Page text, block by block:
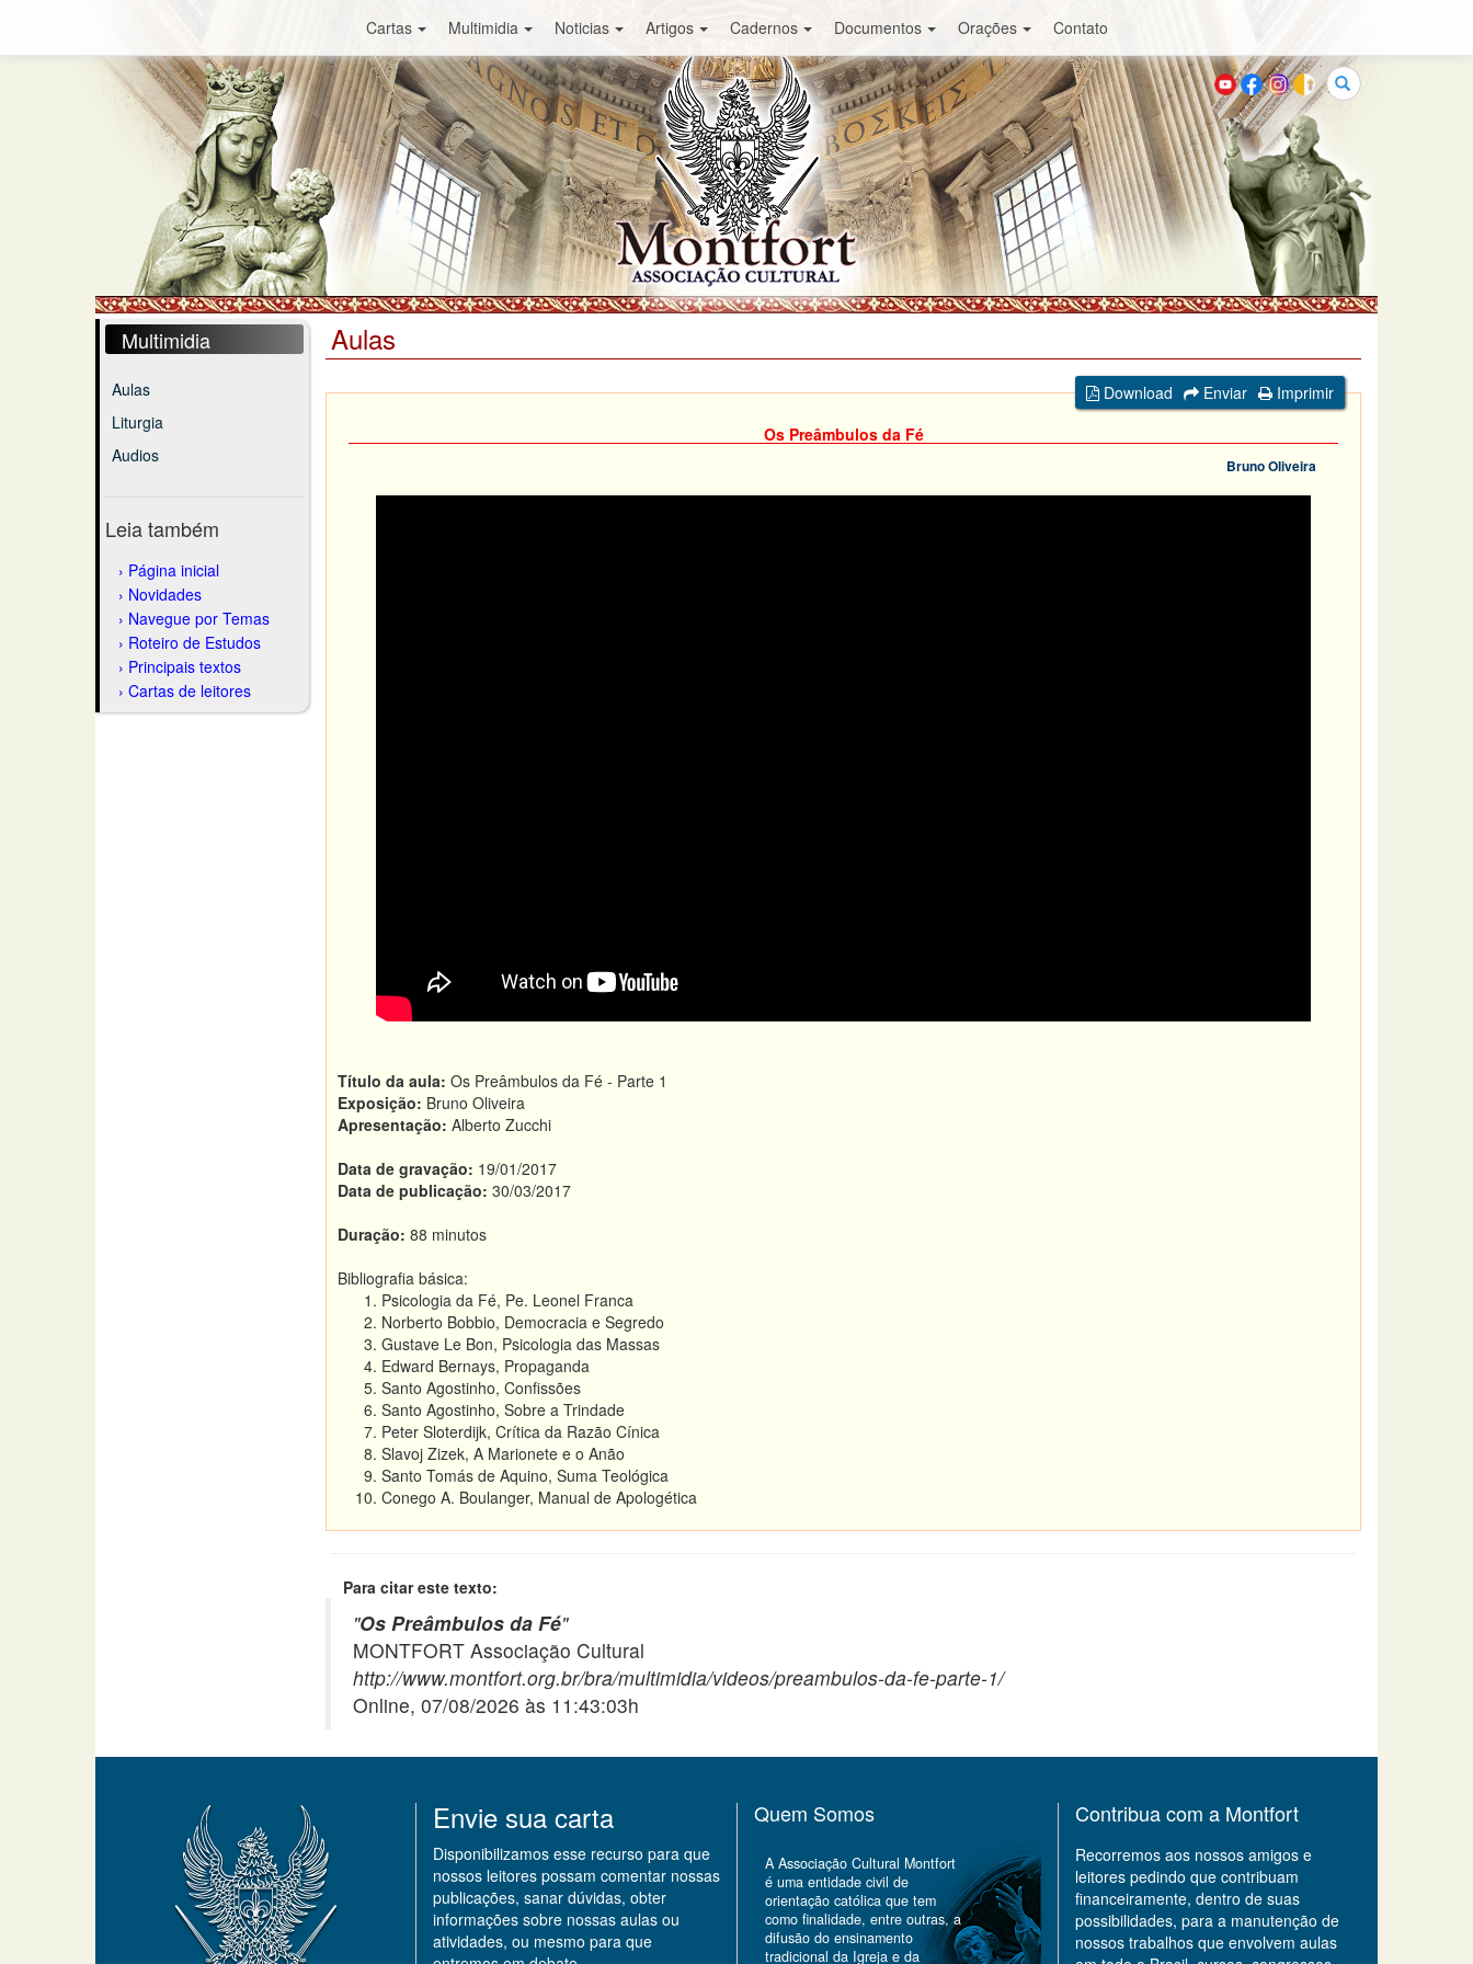
Cartas Multimidia Noticias Artigos Cadernos Documentos Orações Contato
Buscar
Multimidia
Aulas
Liturgia
Audios
Leia também
Página inicial
Novidades
Navegue por Temas
Roteiro de Estudos
Principais textos
Cartas de leitores
Aulas
Download Enviar
Imprimir
Os Preâmbulos da Fé
Bruno Oliveira
Título da aula: Os Preâmbulos da Fé - Parte 1
Exposição: Bruno Oliveira
Apresentação: Alberto Zucchi
Data de gravação: 19/01/2017
Data de publicação: 30/03/2017
Duração: 88 minutos
Bibliografia básica:
Psicologia da Fé, Pe. Leonel Franca
Norberto Bobbio, Democracia e Segredo
Gustave Le Bon, Psicologia das Massas
Edward Bernays, Propaganda
Santo Agostinho, Confissões
Santo Agostinho, Sobre a Trindade
Peter Sloterdijk, Crítica da Razão Cínica
Slavoj Zizek, A Marionete e o Anão
Santo Tomás de Aquino, Suma Teológica
Conego A. Boulanger, Manual de Apologética
Para citar este texto:
"Os Preâmbulos da Fé"
MONTFORT Associação Cultural
http://www.montfort.org.br/bra/multimidia/videos/preambulos-da-fe-parte-1/
Online, 07/08/2026 às 11:43:03h
Envie sua carta
Disponibilizamos esse recurso para que
nossos leitores possam comentar nossas
publicações, sanar dúvidas, obter
informações sobre nossas aulas ou
atividades, ou mesmo para que
Quem Somos
A Associação Cultural Montfort
é uma entidade civil de
orientação católica que tem
como finalidade, entre outras, a
difusão do ensinamento
tradicional da Igreja e da
Contribua com a Montfort
Recorremos aos nossos amigos e
leitores pedindo que contribuam
financeiramente, dentro de suas
possibilidades, para a manutenção de
nossos trabalhos que envolvem aulas